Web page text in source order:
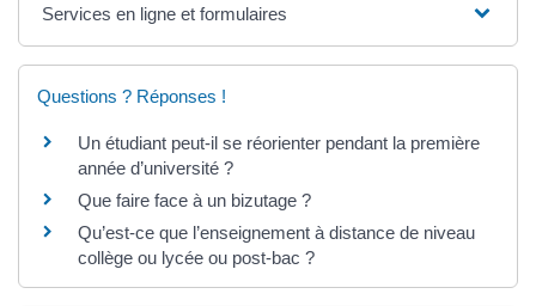
Services en ligne et formulaires
Questions ? Réponses !
Un étudiant peut-il se réorienter pendant la première
année d’université ?
Que faire face à un bizutage ?
Qu’est-ce que l’enseignement à distance de niveau
collège ou lycée ou post-bac ?